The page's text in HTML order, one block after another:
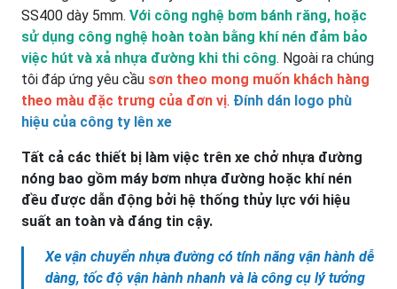
SS400 dày 5mm. Với công nghệ bơm bánh răng, hoặc
sử dụng công nghệ hoàn toàn bằng khí nén đảm bảo
việc hút và xả nhựa đường khi thi công. Ngoài ra chúng
tôi đáp ứng yêu cầu sơn theo mong muốn khách hàng
theo màu đặc trưng của đơn vị. Đính dán logo phù
hiệu của công ty lên xe
Tất cả các thiết bị làm việc trên xe chở nhựa đường
nóng bao gồm máy bơm nhựa đường hoặc khí nén
đều được dẫn động bởi hệ thống thủy lực với hiệu
suất an toàn và đáng tin cậy.
Xe vận chuyển nhựa đường có tính năng vận hành dễ
dàng, tốc độ vận hành nhanh và là công cụ lý tưởng